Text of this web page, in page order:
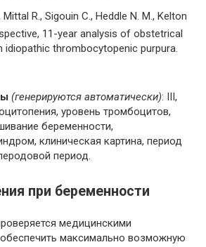
Mittal R., Sigouin C., Heddle N. M., Kelton
11-year analysis of obstetrical
idiopathic thrombocytopenic purpura.
(генерируются автоматически): III,
уровень тромбоцитов,
беременности,
клиническая картина, период
период.
при беременности
медицинскими
максимально возможную